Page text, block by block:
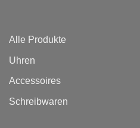
Alle Produkte
Uhren
Accessoires
Schreibwaren